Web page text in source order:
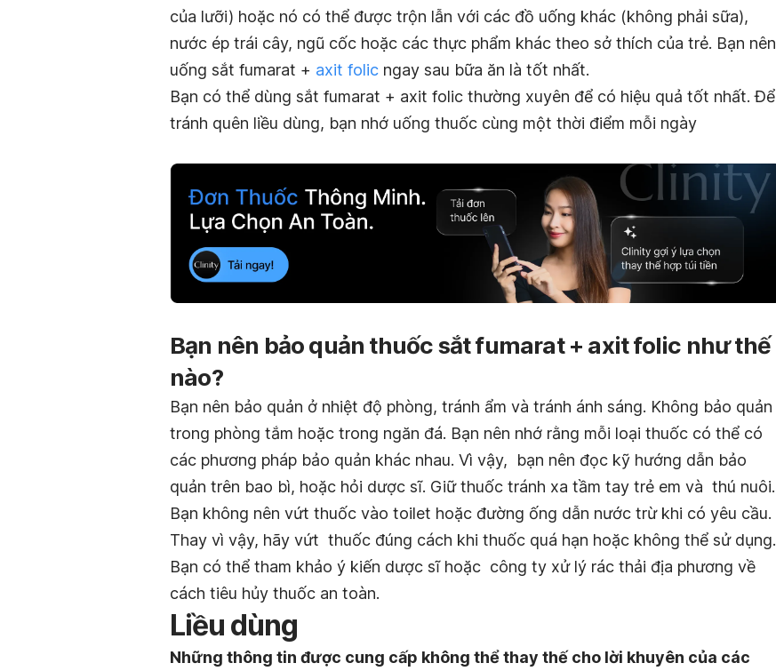
của lưỡi) hoặc nó có thể được trộn lẫn với các đồ uống khác (không phải sữa),
nước ép trái cây, ngũ cốc hoặc các thực phẩm khác theo sở thích của trẻ. Bạn nên
uống sắt fumarat + axit folic ngay sau bữa ăn là tốt nhất.
Bạn có thể dùng sắt fumarat + axit folic thường xuyên để có hiệu quả tốt nhất. Để
tránh quên liều dùng, bạn nhớ uống thuốc cùng một thời điểm mỗi ngày
Bạn nên bảo quản thuốc sắt fumarat + axit folic như thế
nào?
Bạn nên bảo quản ở nhiệt độ phòng, tránh ẩm và tránh ánh sáng. Không bảo quản
trong phòng tắm hoặc trong ngăn đá. Bạn nên nhớ rằng mỗi loại thuốc có thể có
các phương pháp bảo quản khác nhau. Vì vậy, bạn nên đọc kỹ hướng dẫn bảo
quản trên bao bì, hoặc hỏi dược sĩ. Giữ thuốc tránh xa tầm tay trẻ em và thú nuôi.
Bạn không nên vứt thuốc vào toilet hoặc đường ống dẫn nước trừ khi có yêu cầu.
Thay vì vậy, hãy vứt thuốc đúng cách khi thuốc quá hạn hoặc không thể sử dụng.
Bạn có thể tham khảo ý kiến dược sĩ hoặc công ty xử lý rác thải địa phương về
cách tiêu hủy thuốc an toàn.
Liều dùng
Những thông tin được cung cấp không thể thay thế cho lời khuyên của các